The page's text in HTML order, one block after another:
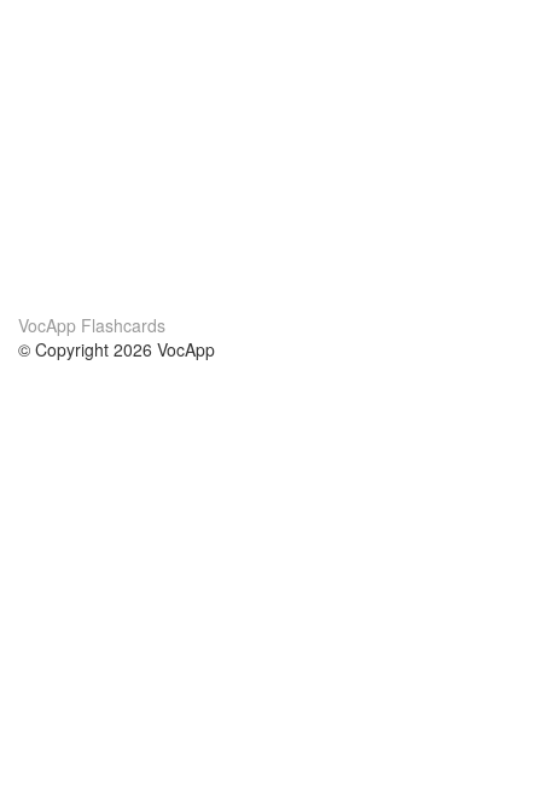
VocApp Flashcards
© Copyright 2026 VocApp